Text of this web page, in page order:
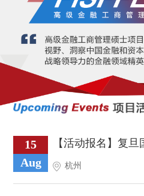
15
Aug
杭州